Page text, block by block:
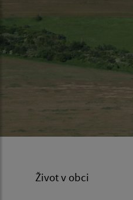
Život v obci